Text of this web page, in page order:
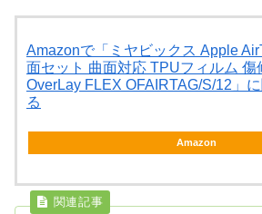
Amazonで「ミヤビックス Apple
面セット 曲面対応 TPUフィルム 傷
OverLay FLEX OFAIRTAG/S/12」
る
Amazon